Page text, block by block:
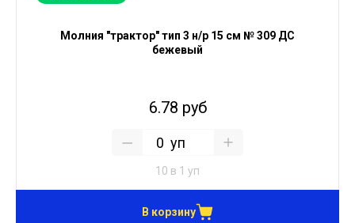
Молния "трактор" тип 3 н/р 15 см № 309 ДС
бежевый
6.78 руб
уп
10 в 1 уп
В корзину